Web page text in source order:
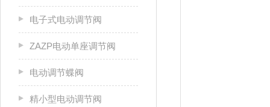
电子式电动调节阀
ZAZP电动单座调节阀
电动调节蝶阀
精小型电动调节阀